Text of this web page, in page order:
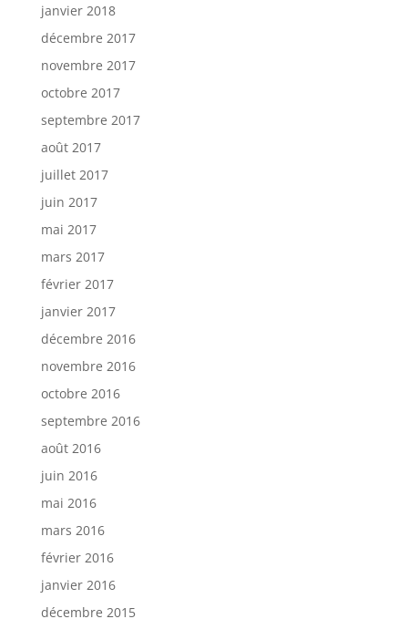
janvier 2018
décembre 2017
novembre 2017
octobre 2017
septembre 2017
août 2017
juillet 2017
juin 2017
mai 2017
mars 2017
février 2017
janvier 2017
décembre 2016
novembre 2016
octobre 2016
septembre 2016
août 2016
juin 2016
mai 2016
mars 2016
février 2016
janvier 2016
décembre 2015